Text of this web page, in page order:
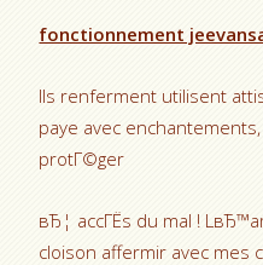
fonctionnement
Ils renferment utilisent
paye avec
protГ©ger
вЂ¦ accГЁs du mal !
cloison affermir avec mes